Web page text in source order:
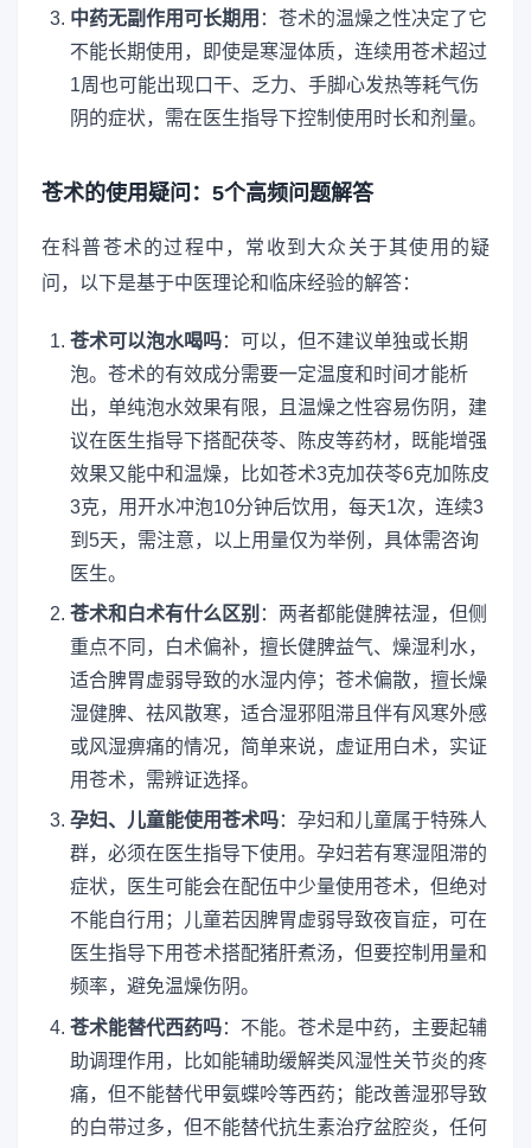
中药无副作用可长期用 ：苍术的温燥之性决定了它
不能长期使用，即使是寒湿体质，连续用苍术超过
1周也可能出现口干、乏力、手脚心发热等耗气伤
阴的症状，需在医生指导下控制使用时长和剂量。
苍术的使用疑问：5个高频问题解答
在科普苍术的过程中，常收到大众关于其使用的疑
问，以下是基于中医理论和临床经验的解答：
苍术可以泡水喝吗：可以，但不建议单独或长期
泡。苍术的有效成分需要一定温度和时间才能析
出，单纯泡水效果有限，且温燥之性容易伤阴，建
议在医生指导下搭配茯苓、陈皮等药材，既能增强
效果又能中和温燥，比如苍术3克加茯苓6克加陈皮
3克，用开水冲泡10分钟后饮用，每天1次，连续3
到5天，需注意，以上用量仅为举例，具体需咨询
医生。
苍术和白术有什么区别 ：两者都能健脾祛湿，但侧
重点不同，白术偏补，擅长健脾益气、燥湿利水，
适合脾胃虚弱导致的水湿内停；苍术偏散，擅长燥
湿健脾、祛风散寒，适合湿邪阻滞且伴有风寒外感
或风湿痹痛的情况，简单来说，虚证用白术，实证
用苍术，需辨证选择。
孕妇、儿童能使用苍术吗：孕妇和儿童属于特殊人
群，必须在医生指导下使用。孕妇若有寒湿阻滞的
症状，医生可能会在配伍中少量使用苍术，但绝对
不能自行用；儿童若因脾胃虚弱导致夜盲症，可在
医生指导下用苍术搭配猪肝煮汤，但要控制用量和
频率，避免温燥伤阴。
苍术能替代西药吗：不能。苍术是中药，主要起辅
助调理作用，比如能辅助缓解类风湿性关节炎的疼
痛，但不能替代甲氨蝶呤等西药；能改善湿邪导致
的白带过多，但不能替代抗生素治疗盆腔炎，任何